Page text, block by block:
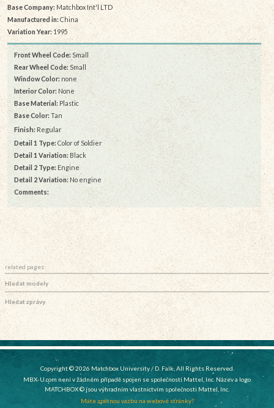
Base Company:Matchbox Int'l LTD
Manufactured in:China
Variation Year: 1995
Front Wheel Code: Small
Rear Wheel Code: Small
Window Color: none
Interior Color: None
Base Material: Plastic
Base Color: Tan
Finish:Regular
Detail 1 Type: Color of Soldier
Detail 1 Variation: Black
Detail 2 Type: Engine
Detail 2 Variation: No engine
Comments:
related pages:
Hledat modely
Hledat zprávy
Copyright © 2026 Matchbox University / D. Falk, All Rights Reserved.
MBX-U.com není v žádném případě spojen se společností Mattel, Inc. Název a logo
MATCHBOX © jsou výhradním vlastnictvím společnosti Mattel, Inc.
Máte zpětnou vazbu na webové stránky?